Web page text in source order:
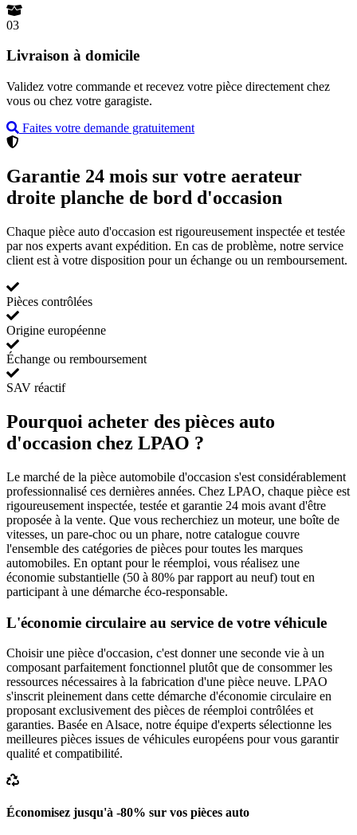
03
Livraison à domicile
Validez votre commande et recevez votre pièce directement chez
vous ou chez votre garagiste.
Faites votre demande gratuitement
Garantie 24 mois sur votre aerateur
droite planche de bord d'occasion
Chaque pièce auto d'occasion est rigoureusement inspectée et testée
par nos experts avant expédition. En cas de problème, notre service
client est à votre disposition pour un échange ou un remboursement.
Pièces contrôlées
Origine européenne
Échange ou remboursement
SAV réactif
Pourquoi acheter des pièces auto
d'occasion chez LPAO ?
Le marché de la pièce automobile d'occasion s'est considérablement
professionnalisé ces dernières années. Chez LPAO, chaque pièce est
rigoureusement inspectée, testée et garantie 24 mois avant d'être
proposée à la vente. Que vous recherchiez un moteur, une boîte de
vitesses, un pare-choc ou un phare, notre catalogue couvre
l'ensemble des catégories de pièces pour toutes les marques
automobiles. En optant pour le réemploi, vous réalisez une
économie substantielle (50 à 80% par rapport au neuf) tout en
participant à une démarche éco-responsable.
L'économie circulaire au service de votre véhicule
Choisir une pièce d'occasion, c'est donner une seconde vie à un
composant parfaitement fonctionnel plutôt que de consommer les
ressources nécessaires à la fabrication d'une pièce neuve. LPAO
s'inscrit pleinement dans cette démarche d'économie circulaire en
proposant exclusivement des pièces de réemploi contrôlées et
garanties. Basée en Alsace, notre équipe d'experts sélectionne les
meilleures pièces issues de véhicules européens pour vous garantir
qualité et compatibilité.
Économisez jusqu'à -80% sur vos pièces auto